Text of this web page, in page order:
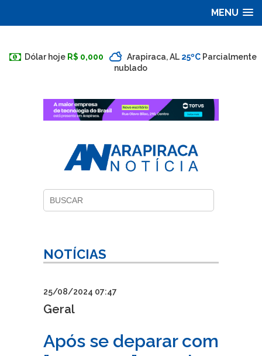
MENU
Dólar hoje R$ 0,000 Arapiraca, AL 25ºC Parcialmente
nublado
NOTÍCIAS
25/08/2024 07:47
Geral
Após se deparar com